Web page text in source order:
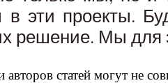
эти проекты.
решение. Мы для
статей могут не